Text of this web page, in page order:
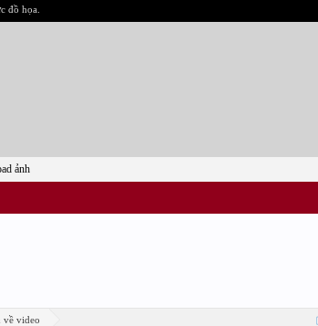
đồ họa.
về video
ảnh